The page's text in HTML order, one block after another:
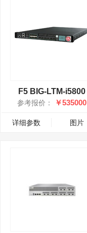
F5 BIG-LTM-i5800
参考报价： ￥535000
详细参数 图片